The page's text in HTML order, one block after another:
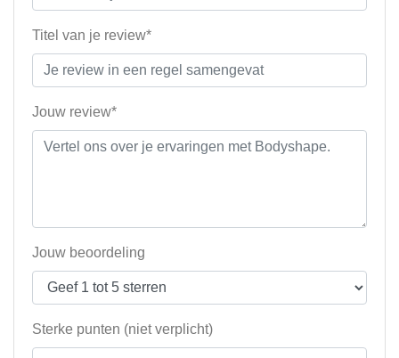
Titel van je review*
Jouw review*
Jouw beoordeling
Sterke punten (niet verplicht)